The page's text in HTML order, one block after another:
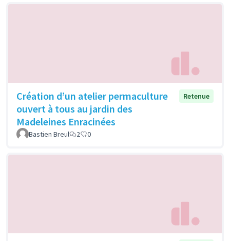
Création d’un atelier permaculture
ouvert à tous au jardin des
Madeleines Enracinées
Retenue
Bastien Breul 2 0